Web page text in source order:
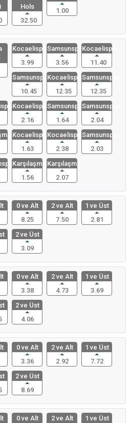
Hols
32.50
1.00
Kocaelispo
3.99
Samsunspor
3.56
Kocaelispo
11.40
Samsunspor
10.45
Kocaelispo
12.35
Samsunspor
12.35
Kocaelispo
2.16
Samsunspor
1.64
Samsunspor
2.04
Kocaelispo
1.63
Kocaelispo
2.38
Samsunspor
2.03
Karşılaşma
1.56
Karşılaşma
2.07
0 ve Alt
8.25
2 ve Alt
7.50
1 ve Üst
2.81
2 ve Üst
3.09
0 ve Alt
3.38
2 ve Alt
4.73
1 ve Üst
3.69
2 ve Üst
4.06
0 ve Alt
3.36
2 ve Alt
2.92
1 ve Üst
7.72
2 ve Üst
8.69
0 ve Alt 2 ve Alt 1 ve Üst